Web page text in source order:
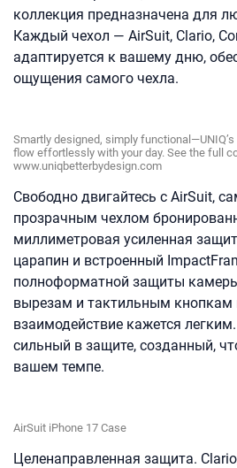
коллекция предназначена для
Каждый чехол — AirSuit, Clario,
адаптируется к вашему дню,
ощущения самого чехла.
Smartly designed, simply
flow effortlessly with your day. See the full
www.uniqbetterbydesign.com
Свободно двигайтесь с AirSuit,
прозрачным чехлом
миллиметровая усиленная
царапин и встроенный
полноформатной защиты
вырезам и тактильным кнопкам
взаимодействие кажется
сильный в защите, созданный,
вашем темпе.
AirSuit iPhone 17 Case
Целенаправленная защита.